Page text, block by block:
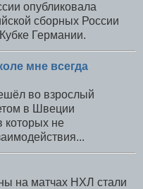
опубликовала
сборных России
Германии.
мне всегда
во взрослый
в Швеции
которых не
на матчах НХЛ стали